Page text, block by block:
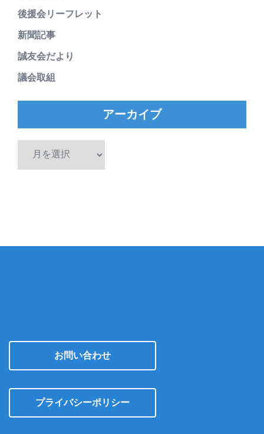
後援会リーフレット
新聞記事
誠友会だより
議会取組
アーカイブ
お問い合わせ
プライバシーポリシー